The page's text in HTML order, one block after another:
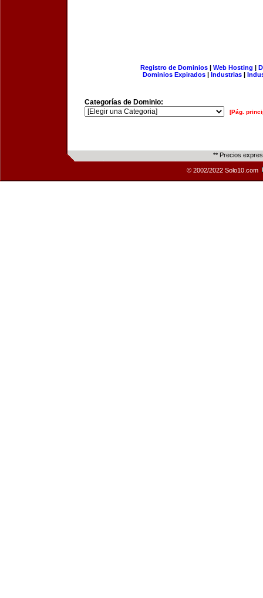
Registro de Dominios| Web Hosting |
Dominios Expirados | Industrias |
Categorías de Dominio:
[Pág.
** Precios
© 2002/2022 Solo10.com